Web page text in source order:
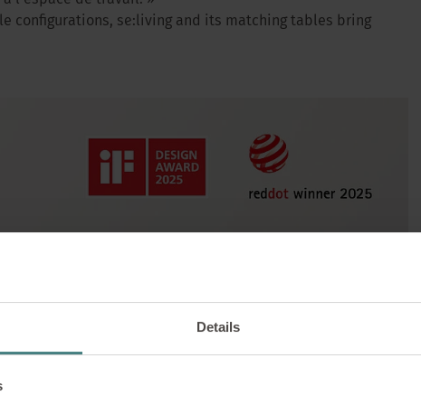
Details
: Design et
innovations
modernes de
configurations, se:living and its matching tables bring